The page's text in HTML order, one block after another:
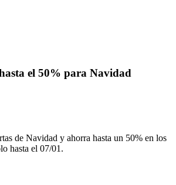
el 50% para Navidad
de Navidad y ahorra hasta un 50% en los
hasta el 07/01.